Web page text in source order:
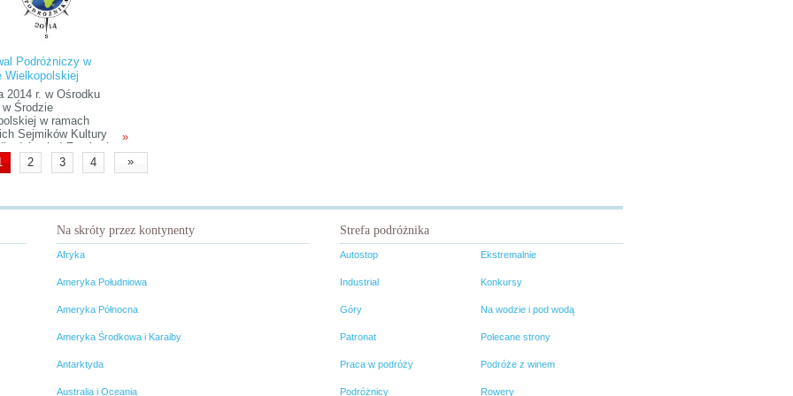
Podróżniczy w
Wielkopolskiej
2014 r. w Ośrodku
w Środzie
w ramach
Sejmików Kultury
się I Festiwal
zorganizowany
Klub
wszystkim prelekcje
slajdowiska,
i spotkania z
Prelegenci
podróże po
związane z nimi
»
2 3 4 »
Na skróty przez kontynenty
Afryka
Ameryka Południowa
Ameryka Północna
Ameryka Środkowa i Karaiby
Antarktyda
Australia i Oceania
Strefa podróżnika
Autostop Ekstremalnie
Industrial Konkursy
Góry Na wodzie i pod wodą
Patronat Polecane strony
Praca w podróży Podróże z winem
Podróżnicy Rowery